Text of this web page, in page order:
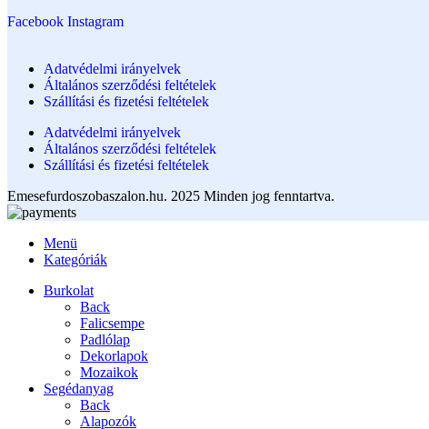
Facebook Instagram
Adatvédelmi irányelvek
Általános szerződési feltételek
Szállítási és fizetési feltételek
Adatvédelmi irányelvek
Általános szerződési feltételek
Szállítási és fizetési feltételek
Emesefurdoszobaszalon.hu. 2025 Minden jog fenntartva.
Menü
Kategóriák
Burkolat
Back
Falicsempe
Padlólap
Dekorlapok
Mozaikok
Segédanyag
Back
Alapozók